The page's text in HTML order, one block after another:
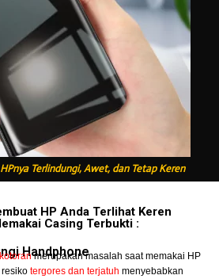
Terlindungi, Awet, dan Tetap Keren
HP Anda Terlihat Keren
Casing Terbukti :
Handphone
merupakan masalah saat memakai HP
tergores dan terjatuh menyebabkan